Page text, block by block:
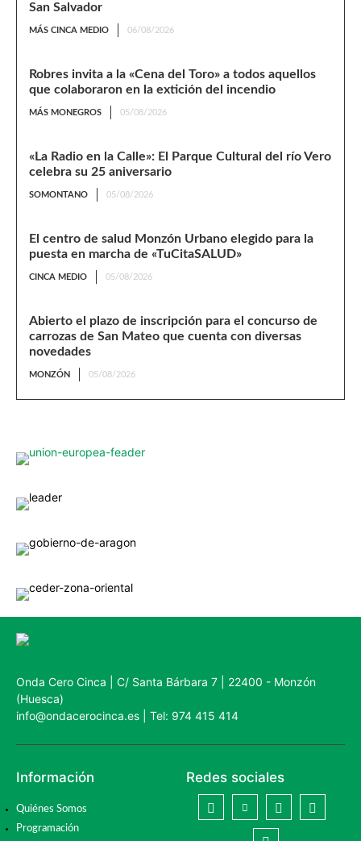
San Salvador
MÁS CINCA MEDIO 06/08/2026
Robres invita a la «Cena del Toro» a todos aquellos
que colaboraron en la extición del incendio
MÁS MONEGROS 05/08/2026
«La Radio en la Calle»: El Parque Cultural del río Vero
celebra su 25 aniversario
SOMONTANO 05/08/2026
El centro de salud Monzón Urbano elegido para la
puesta en marcha de «TuCitaSALUD»
CINCA MEDIO 05/08/2026
Abierto el plazo de inscripción para el concurso de
carrozas de San Mateo que cuenta con diversas
novedades
MONZÓN 05/08/2026
Onda Cero Cinca | C/ Santa Bárbara 7 | 22400 - Monzón
(Huesca)
info@ondacerocinca.es | Tel: 974 415 414
Información
Quiénes Somos
Programación
Redes sociales